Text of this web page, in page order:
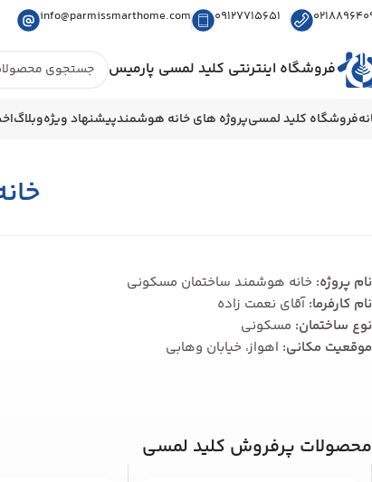
09127715651
info@parmissmarthome.com
فروشگاه اینترنتی کلید لمسی پارمیس
فروشگاه کلید لمسیپروژه های خانه هوشمندپیشنهاد ویژهوبلاگ
نام پروژه: خانه هوشمند ساختمان مسکونی
نام کارفرما:آقای نعمت زاده
نوع ساختمان: مسکونی
موقعیت مکانی: اهواز، خیابان وهابی
محصولات پرفروش کلید لمسی